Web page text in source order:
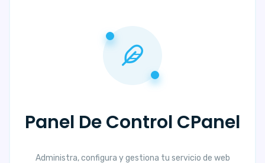
Panel De Control CPanel
Administra, configura y gestiona tu servicio de web